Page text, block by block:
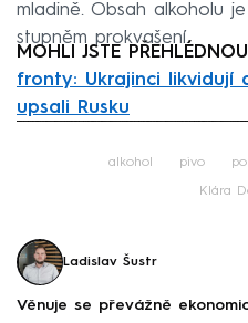
mladině. Obsah alkoholu
stupněm prokvašení.
MOHLI JSTE
fronty: Ukrajinci likvidují
upsali Rusku
alkohol pivo
Klára
Ladislav Šustr
Věnuje se převážně